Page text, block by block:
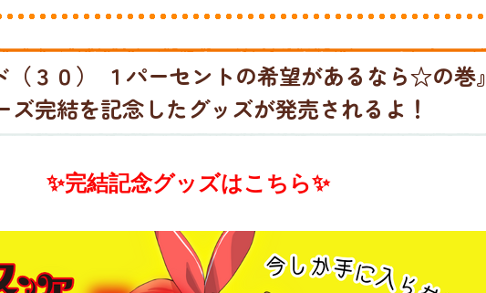
（３０） １パーセントの希望があるなら☆の巻』
ズ完結を記念したグッズが発売されるよ！
✨完結記念グッズはこちら✨